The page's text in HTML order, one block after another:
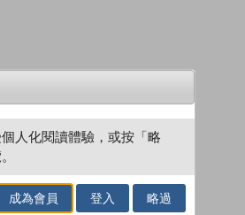
加入閱讀紀錄
人化閱讀體驗，或按「略
成為會員 登入 略過